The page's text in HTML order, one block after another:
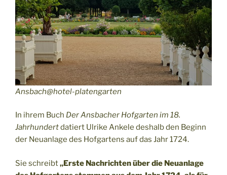
Ansbach@hotel-platengarten
In ihrem Buch Der Ansbacher Hofgarten im 18.
Jahrhundertdatiert Ulrike Ankele deshalb den Beginn
der Neuanlage des Hofgartens auf das Jahr 1724.
Sie schreibt„Erste Nachrichten über die Neuanlage